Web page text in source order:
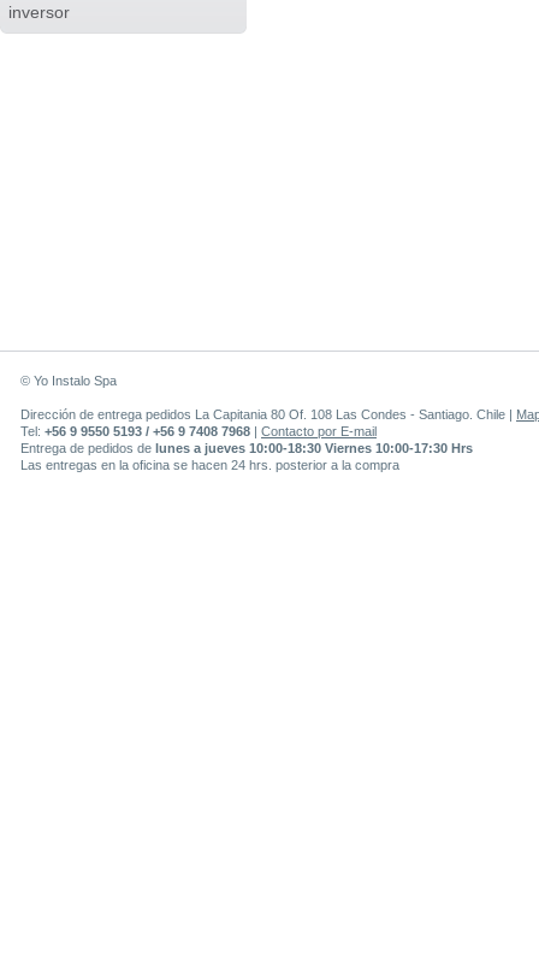
inversor
© Yo Instalo Spa
Dirección de entrega pedidos La Capitania 80 Of. 108 Las Condes - Santiago. Chile |
Tel: +56 9 9550 5193 / +56 9 7408 7968 | Contacto por E-mail
Entrega de pedidos de lunes a jueves 10:00-18:30 Viernes 10:00-17:30 Hrs
Las entregas en la oficina se hacen 24 hrs. posterior a la compra